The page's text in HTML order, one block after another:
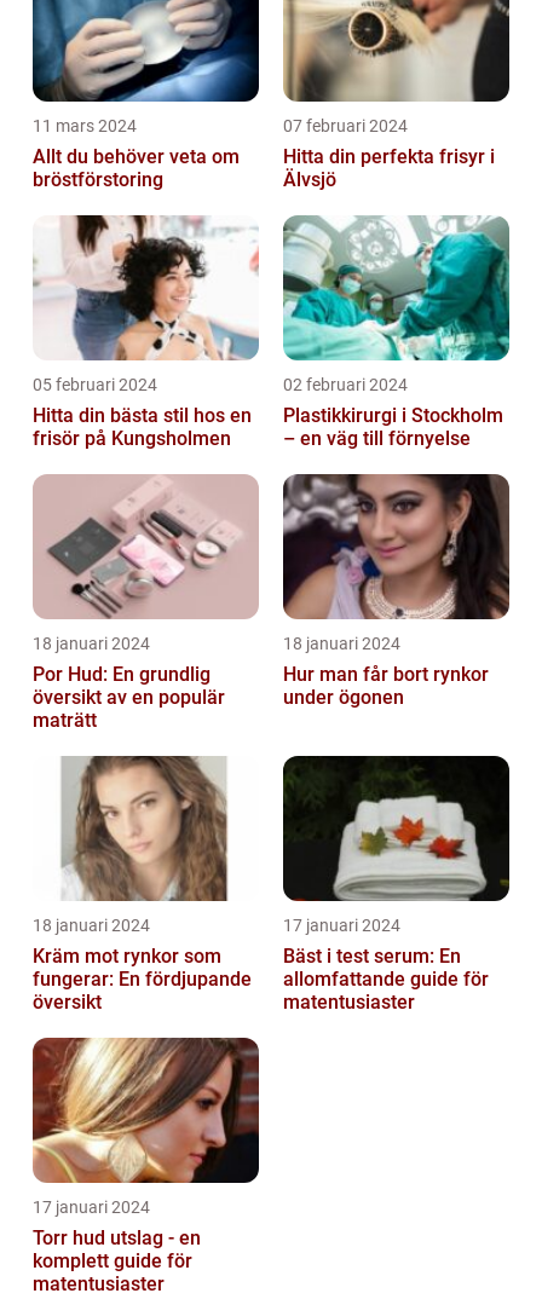
11 mars 2024
Allt du behöver veta om
bröstförstoring
07 februari 2024
Hitta din perfekta frisyr i
Älvsjö
05 februari 2024
Hitta din bästa stil hos en
frisör på Kungsholmen
02 februari 2024
Plastikkirurgi i Stockholm
– en väg till förnyelse
18 januari 2024
Por Hud: En grundlig
översikt av en populär
maträtt
18 januari 2024
Hur man får bort rynkor
under ögonen
18 januari 2024
Kräm mot rynkor som
fungerar: En fördjupande
översikt
17 januari 2024
Bäst i test serum: En
allomfattande guide för
matentusiaster
17 januari 2024
Torr hud utslag - en
komplett guide för
matentusiaster